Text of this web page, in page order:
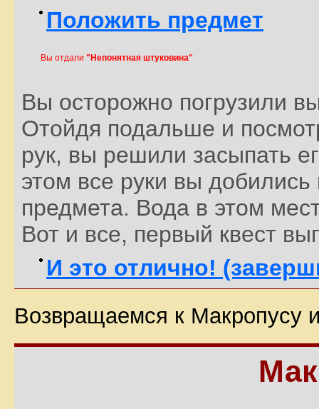
Положить предмет
Вы отдали "Непонятная штуковина"
Вы осторожно погрузили
Отойдя подальше и
рук, вы решили засыпать
этом все руки вы добились
предмета. Вода в этом
Вот и все, первый квест
И это отлично!
Возвращаемся к Макропусу